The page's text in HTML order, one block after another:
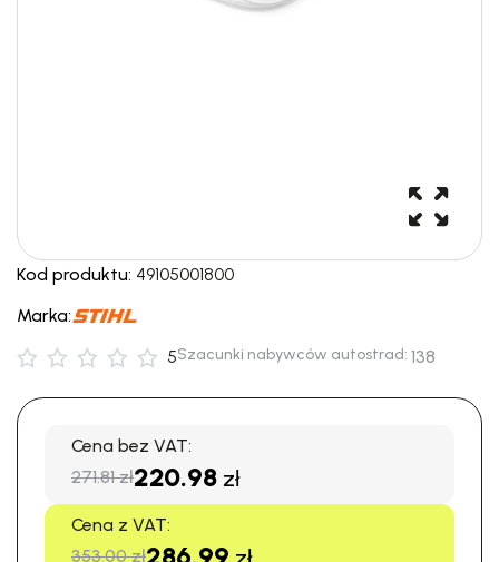
Kod produktu: 49105001800
Marka:
5Szacunki nabywców autostrad: 138
Cena bez VAT:
271.81 zł220.98 zł
Cena z VAT:
353.00 zł